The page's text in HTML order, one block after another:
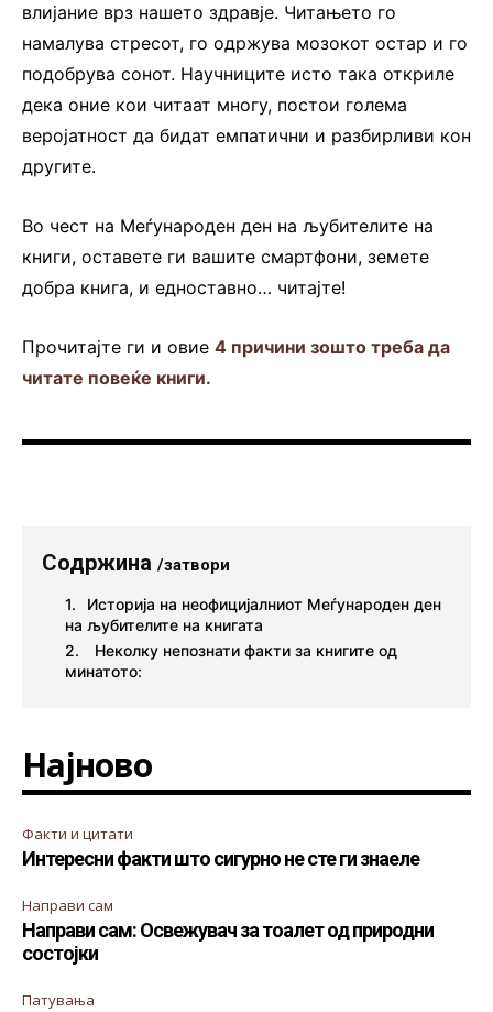
влијание врз нашето здравје. Читањето го
намалува стресот, го одржува мозокот остар и го
подобрува сонот. Научниците исто така откриле
дека оние кои читаат многу, постои голема
веројатност да бидат емпатични и разбирливи кон
другите.
Во чест на Меѓународен ден на љубителите на
книги, оставете ги вашите смартфони, земете
добра книга, и едноставно… читајте!
Прочитајте ги и овие 4 причини зошто треба да
читате повеќе книги.
Содржина /затвори
Историја на неофицијалниот Меѓународен ден
на љубителите на книгата
Неколку непознати факти за книгите од
минатото:
Најново
Факти и цитати
Интересни факти што сигурно не сте ги знаеле
Направи сам
Направи сам: Освежувач за тоалет од природни
состојки
Патувања